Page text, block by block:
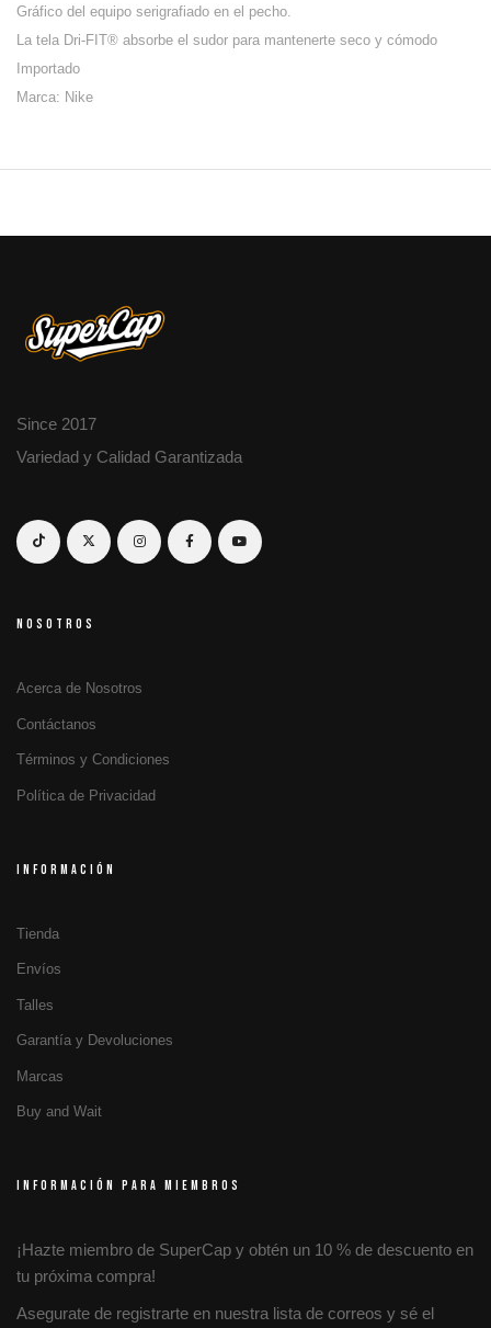
Gráfico del equipo serigrafiado en el pecho.
La tela Dri-FIT® absorbe el sudor para mantenerte seco y cómodo
Importado
Marca: Nike
Since 2017
Variedad y Calidad Garantizada
NOSOTROS
Acerca de Nosotros
Contáctanos
Términos y Condiciones
Política de Privacidad
INFORMACIÓN
Tienda
Envíos
Talles
Garantía y Devoluciones
Marcas
Buy and Wait
INFORMACIÓN PARA MIEMBROS
¡Hazte miembro de SuperCap y obtén un 10 % de descuento en
tu próxima compra!
Asegurate de registrarte en nuestra lista de correos y sé el